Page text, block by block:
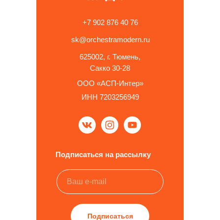
ООО «АСП-Интер»
ИНН 7203256949
sk@orchestramodern.ru
+7 902 876 40 76
625002, г. Тюмень,
Сакко 30-28
Подписаться
Подписаться на рассылку